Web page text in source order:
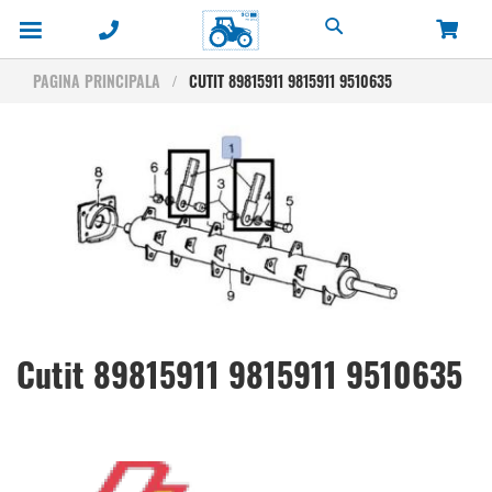
Cautare
PAGINA PRINCIPALA CUTIT 89815911 9815911 9510635
Skip
to
Cutit 89815911 9815911 9510635